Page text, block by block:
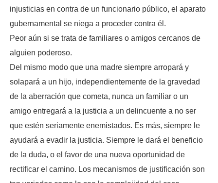
injusticias en contra de un funcionario público, el aparato
gubernamental se niega a proceder contra él.
Peor aún si se trata de familiares o amigos cercanos de
alguien poderoso.
Del mismo modo que una madre siempre arropará y
solapará a un hijo, independientemente de la gravedad
de la aberración que cometa, nunca un familiar o un
amigo entregará a la justicia a un delincuente a no ser
que estén seriamente enemistados. Es más, siempre le
ayudará a evadir la justicia. Siempre le dará el beneficio
de la duda, o el favor de una nueva oportunidad de
rectificar el camino. Los mecanismos de justificación son